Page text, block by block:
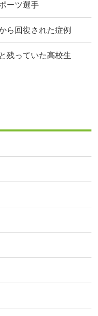
ーツ選手
ら回復された症例
残っていた高校生